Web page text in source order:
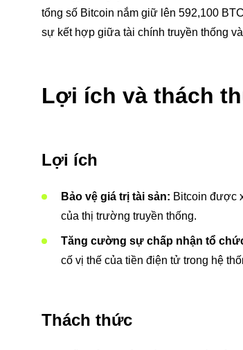
tổng số Bitcoin nắm giữ lên 592,100
sự kết hợp giữa tài chính truyền thống
Lợi ích và thách
Lợi ích
Bảo vệ giá trị tài sản: Bitcoin được
của thị trường truyền thống.
Tăng cường sự chấp nhận tổ
cố vị thế của tiền điện tử trong hệ
Thách thức